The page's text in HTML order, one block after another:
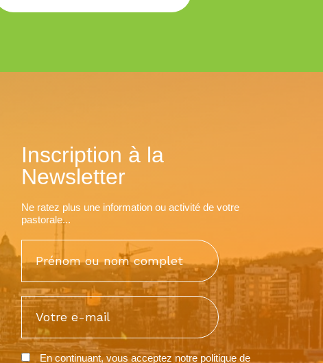
Inscription à la
Newsletter
Ne ratez plus une information ou activité de votre
pastorale...
En continuant, vous acceptez notre politique de